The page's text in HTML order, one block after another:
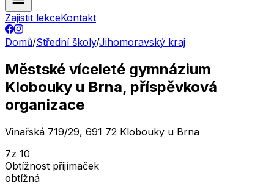
Zajistit lekceKontakt
Domů/Střední školy/Jihomoravský kraj
Městské víceleté gymnázium
Klobouky u Brna, příspěvková
organizace
Vinařská 719/29, 691 72 Klobouky u Brna
7z 10
Obtížnost přijímaček
obtížná